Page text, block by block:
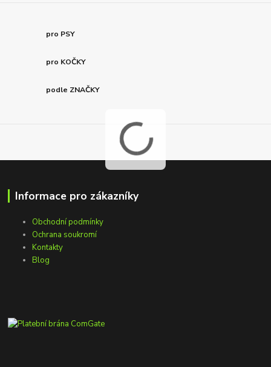
pro PSY
pro KOČKY
podle ZNAČKY
Informace pro zákazníky
Obchodní podmínky
Ochrana soukromí
Kontakty
Blog